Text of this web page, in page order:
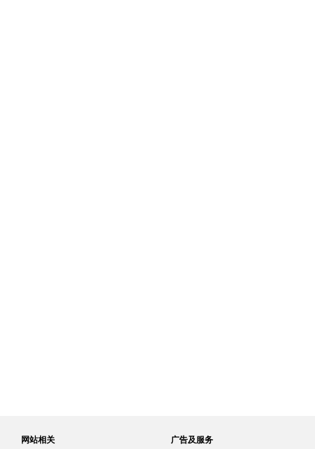
网站相关 广告及服务